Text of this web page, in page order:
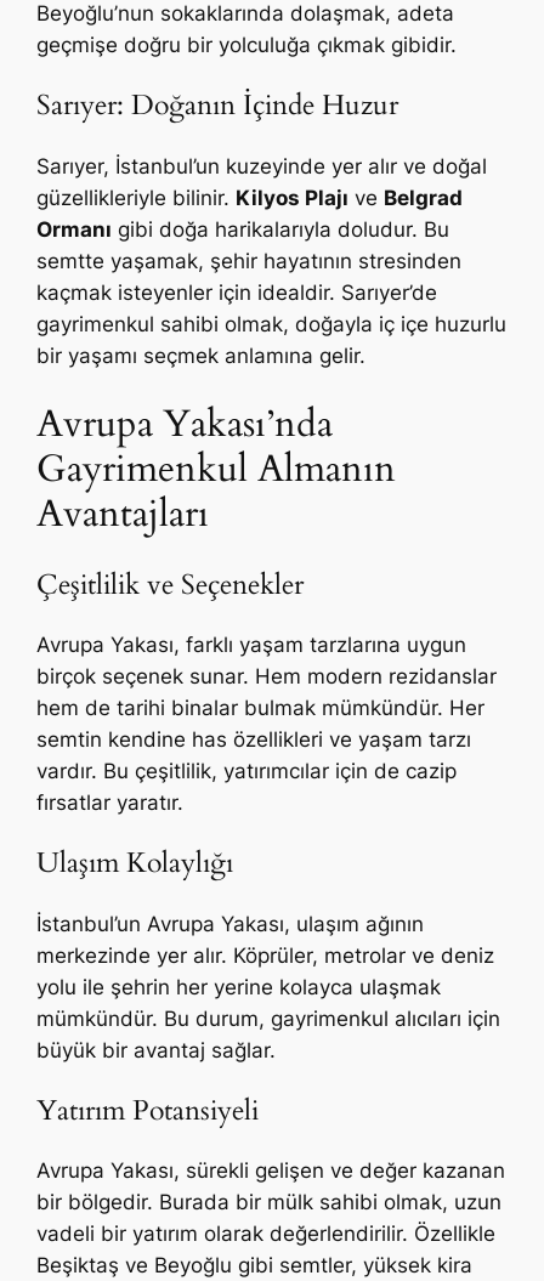
Beyoğlu’nun sokaklarında dolaşmak, adeta
geçmişe doğru bir yolculuğa çıkmak gibidir.
Sarıyer: Doğanın İçinde Huzur
Sarıyer, İstanbul’un kuzeyinde yer alır ve doğal
güzellikleriyle bilinir. Kilyos Plajı ve Belgrad
Ormanı gibi doğa harikalarıyla doludur. Bu
semtte yaşamak, şehir hayatının stresinden
kaçmak isteyenler için idealdir. Sarıyer’de
gayrimenkul sahibi olmak, doğayla iç içe huzurlu
bir yaşamı seçmek anlamına gelir.
Avrupa Yakası’nda
Gayrimenkul Almanın
Avantajları
Çeşitlilik ve Seçenekler
Avrupa Yakası, farklı yaşam tarzlarına uygun
birçok seçenek sunar. Hem modern rezidanslar
hem de tarihi binalar bulmak mümkündür. Her
semtin kendine has özellikleri ve yaşam tarzı
vardır. Bu çeşitlilik, yatırımcılar için de cazip
fırsatlar yaratır.
Ulaşım Kolaylığı
İstanbul’un Avrupa Yakası, ulaşım ağının
merkezinde yer alır. Köprüler, metrolar ve deniz
yolu ile şehrin her yerine kolayca ulaşmak
mümkündür. Bu durum, gayrimenkul alıcıları için
büyük bir avantaj sağlar.
Yatırım Potansiyeli
Avrupa Yakası, sürekli gelişen ve değer kazanan
bir bölgedir. Burada bir mülk sahibi olmak, uzun
vadeli bir yatırım olarak değerlendirilir. Özellikle
Beşiktaş ve Beyoğlu gibi semtler, yüksek kira